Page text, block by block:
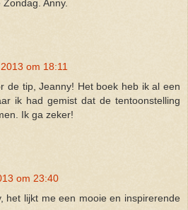
Anny.
om 18:11
de tip, Jeanny! Het boek heb ik al een
ik had gemist dat de tentoonstelling
Ik ga zeker!
om 23:40
het lijkt me een mooie en inspirerende